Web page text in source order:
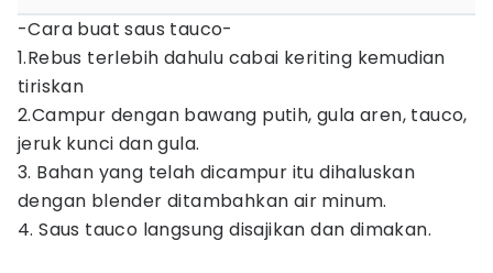
-Cara buat saus tauco-
1.Rebus terlebih dahulu cabai keriting kemudian
tiriskan
2.Campur dengan bawang putih, gula aren, tauco,
jeruk kunci dan gula.
3. Bahan yang telah dicampur itu dihaluskan
dengan blender ditambahkan air minum.
4. Saus tauco langsung disajikan dan dimakan.